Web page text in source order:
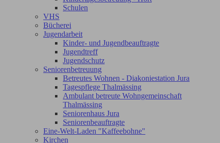
Schulen
VHS
Bücherei
Jugendarbeit
Kinder- und Jugendbeauftragte
Jugendtreff
Jugendschutz
Seniorenbetreuung
Betreutes Wohnen - Diakoniestation Jura
Tagespflege Thalmässing
Ambulant betreute Wohngemeinschaft
Thalmässing
Seniorenhaus Jura
Seniorenbeauftragte
Eine-Welt-Laden "Kaffeebohne"
Kirchen